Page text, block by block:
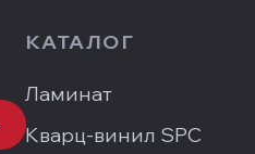
КАТАЛОГ
Ламинат
Кварц-винил SPC